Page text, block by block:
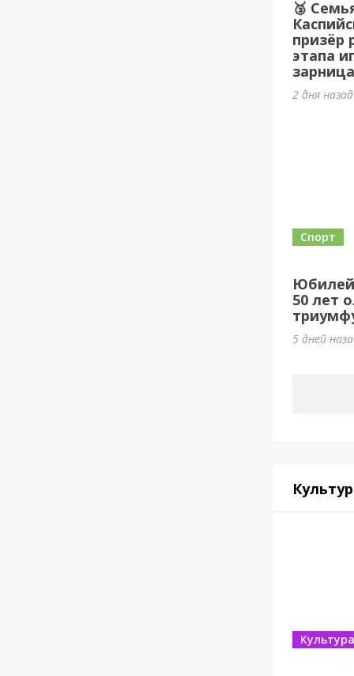
🥉
призёр
этапа
2 дня
50 лет
Спорт
5 дней
Культура